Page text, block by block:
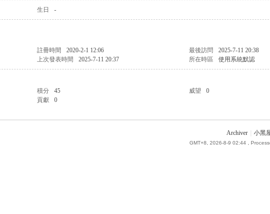
生日 -
註冊時間 2020-2-1 12:06 最後訪問
2025-7-11 20:38
上次發表時間 2025-7-11 20:37 所在時區 使用系統默認
積分 45 威望
0
貢獻 0
Archiver 小黑
GMT+8, 2026-8-9 02:44 ,